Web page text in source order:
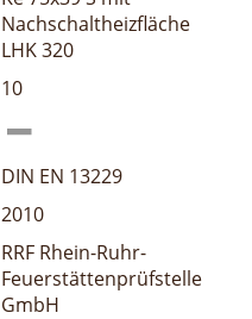
Nachschaltheizfläche
LHK 320
10
DIN EN 13229
2010
RRF Rhein-Ruhr-
Feuerstättenprüfstelle
GmbH